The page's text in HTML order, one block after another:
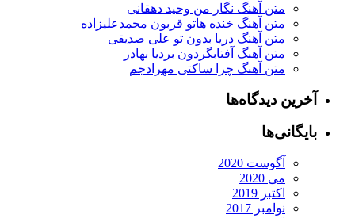
متن آهنگ نگار من وحید دهقانی
متن آهنگ خنده هاتو قربون محمدعلیزاده
متن آهنگ دریا بدون تو علی صدیقی
متن آهنگ آفتابگردون بردیا بهادر
متن آهنگ چرا ساکتی مهرادجم
دیدگاه‌ها
آگوست 2020